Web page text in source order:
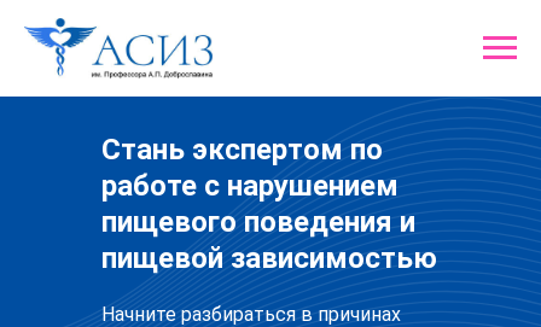
Вращайте Колесо
фортуныи забирайте один из
Стань экспертомпо
работе с нарушением
пищевого поведения и
пищевой зависимостью
Начните разбираться в причинах